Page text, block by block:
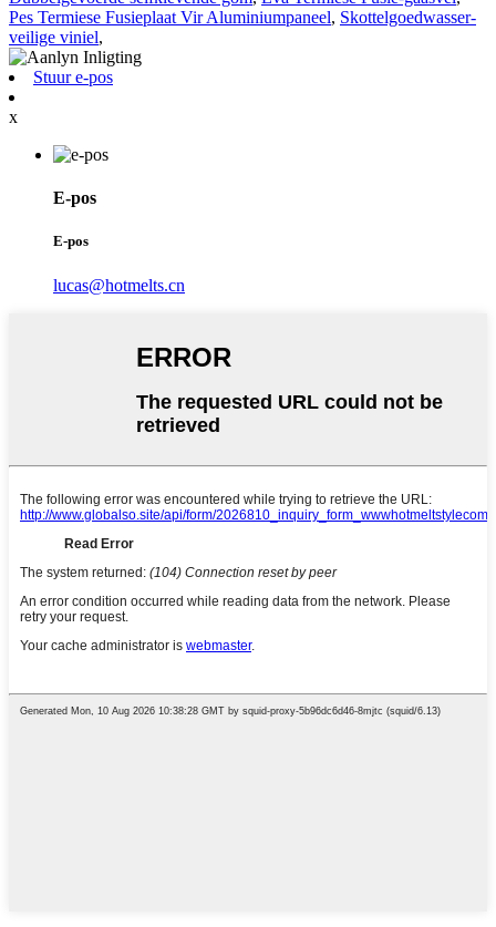
Pes Termiese Fusieplaat Vir Aluminiumpaneel, Skottelgoedwasser-
veilige viniel,
Stuur e-pos
x
E-pos
E-pos
lucas@hotmelts.cn